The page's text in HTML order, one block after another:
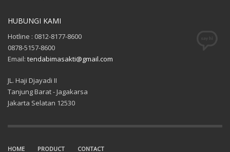
HUBUNGI KAMI
Hotline : 0812-8177-8600
0878-5157-8600
Email: tendabimasakti@gmail.com
JL. Haji Djayadi II
Tanjung Barat - Jagakarsa
Jakarta Selatan 12530
HOME PRODUCT CONTACT